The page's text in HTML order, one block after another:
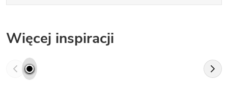
Więcej inspiracji